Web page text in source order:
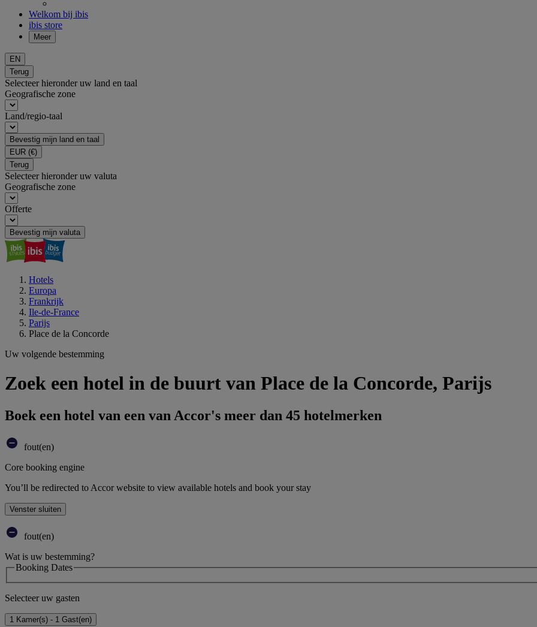
Welkom bij ibis
ibis store
Meer
EN
Terug
Selecteer hieronder uw land en taal
Geografische zone
Land/regio-taal
Bevestig mijn land en taal
EUR (€)
Terug
Selecteer hieronder uw valuta
Geografische zone
Offerte
Bevestig mijn valuta
Hotels
Europa
Frankrijk
Ile-de-France
Parijs
Place de la Concorde
Uw volgende bestemming
Zoek een hotel in de buurt van Place de la Concorde, Parijs
Boek een hotel van een van Accor's meer dan 45 hotelmerken
fout(en)
Core booking engine
You’ll be redirected to Accor website to view available hotels and book your stay
Venster sluiten
fout(en)
Wat is uw bestemming?
Booking Dates
Selecteer uw gasten
1 Kamer(s) - 1 Gast(en)